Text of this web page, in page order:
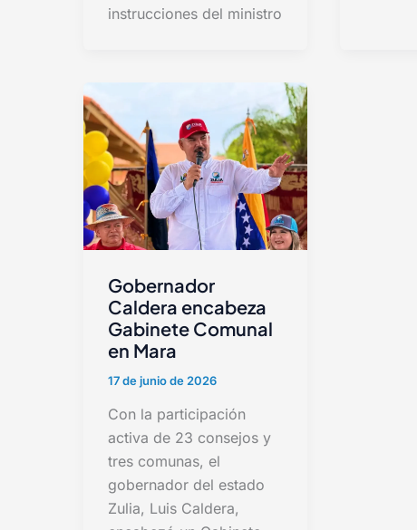
instrucciones del ministro
Gobernador
Caldera encabeza
Gabinete Comunal
en Mara
17 de junio de 2026
Con la participación
activa de 23 consejos y
tres comunas, el
gobernador del estado
Zulia, Luis Caldera,